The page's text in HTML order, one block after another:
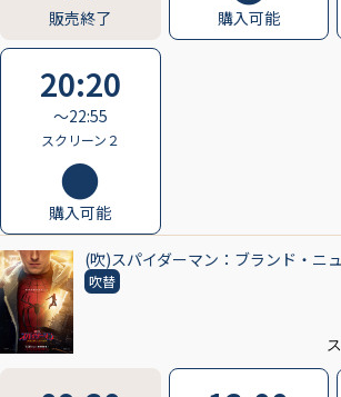
販売終了 購入可能
20:20
〜22:55
スクリーン２
購入可能
(吹)スパイダーマン：ブランド・ニ
吹替